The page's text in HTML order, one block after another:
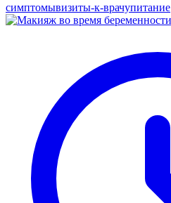
симптомывизиты-к-врачупитание